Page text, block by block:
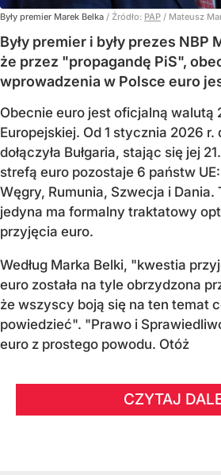
Były premier Marek Belka / Źródło: PAP / Mateusz
Były premier i były prezes NBP
że przez "propagandę PiS",
wprowadzenia w Polsce euro
Obecnie euro jest oficjalną walutą
Europejskiej. Od 1 stycznia 2026
dołączyła Bułgaria, stając się jej
strefą euro pozostaje 6 państw UE:
Węgry, Rumunia, Szwecja i Dania.
jedyna ma formalny traktatowy
przyjęcia euro.
Według Marka Belki, "kwestia
euro została na tyle obrzydzona
że wszyscy boją się na ten temat
powiedzieć". "Prawo i
euro z prostego powodu. Otóż
CZYTAJ